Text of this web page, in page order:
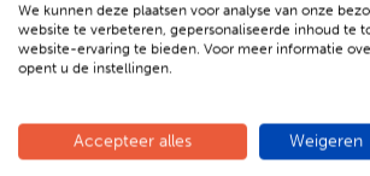
We kunnen deze plaatsen voor analyse van onze
website te verbeteren, gepersonaliseerde inhoud te
website-ervaring te bieden. Voor meer informatie
opent u de instellingen.
Accepteer alles Weigeren